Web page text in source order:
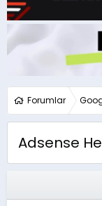
Forumlar
Adsense